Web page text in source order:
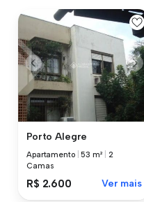
Porto Alegre
Apartamento |53 m²
2
Camas
R$ 2.600 Ver mais